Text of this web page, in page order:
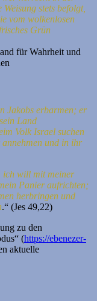
stets befolgt,
vom wolkenlosen
Grün
für Wahrheit und
Jakobs erbarmen; er
Land
Volk Israel suchen
und in ihr
ich will mit meiner
Panier aufrichten;
herbringen und
.“ (Jes 49,22)
zu den
(https://ebenezer-
aktuelle